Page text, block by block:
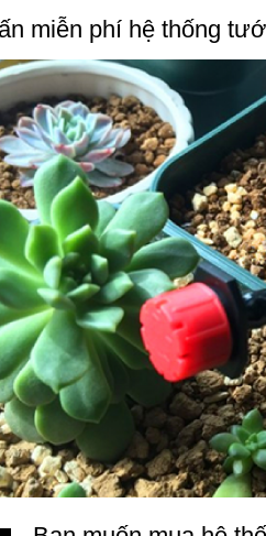
miễn phí hệ thống